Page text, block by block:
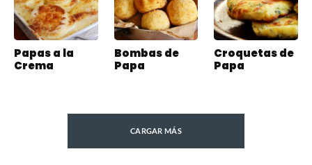
Papas a la
Crema
Bombas de
Papa
Croquetas de
Papa
CARGAR MÁS